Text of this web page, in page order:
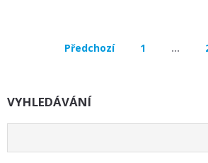
Předchozí 1 …
VYHLEDÁVÁNÍ